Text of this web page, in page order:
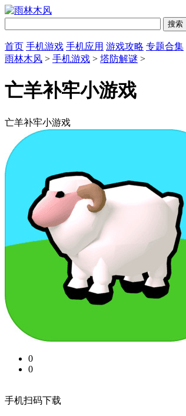
首页 手机游戏 手机应用 游戏攻略 专题合集
雨林木风 > 手机游戏 > 塔防解谜 >
亡羊补牢小游戏
亡羊补牢小游戏
0
0
手机扫码下载